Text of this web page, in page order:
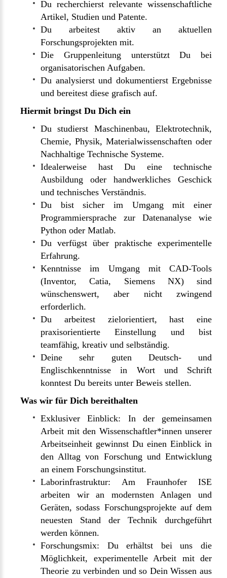
Du recherchierst relevante wissenschaftliche
Artikel, Studien und Patente.
Du arbeitest aktiv an aktuellen
Forschungsprojekten mit.
Die Gruppenleitung unterstützt Du bei
organisatorischen Aufgaben.
Du analysierst und dokumentierst Ergebnisse
und bereitest diese grafisch auf.
Hiermit bringst Du Dich ein
Du studierst Maschinenbau, Elektrotechnik,
Chemie, Physik, Materialwissenschaften oder
Nachhaltige Technische Systeme.
Idealerweise hast Du eine technische
Ausbildung oder handwerkliches Geschick
und technisches Verständnis.
Du bist sicher im Umgang mit einer
Programmiersprache zur Datenanalyse wie
Python oder Matlab.
Du verfügst über praktische experimentelle
Erfahrung.
Kenntnisse im Umgang mit CAD-Tools
(Inventor, Catia, Siemens NX) sind
wünschenswert, aber nicht zwingend
erforderlich.
Du arbeitest zielorientiert, hast eine
praxisorientierte Einstellung und bist
teamfähig, kreativ und selbständig.
Deine sehr guten Deutsch- und
Englischkenntnisse in Wort und Schrift
konntest Du bereits unter Beweis stellen.
Was wir für Dich bereithalten
Exklusiver Einblick: In der gemeinsamen
Arbeit mit den Wissenschaftler*innen unserer
Arbeitseinheit gewinnst Du einen Einblick in
den Alltag von Forschung und Entwicklung
an einem Forschungsinstitut.
Laborinfrastruktur: Am Fraunhofer ISE
arbeiten wir an modernsten Anlagen und
Geräten, sodass Forschungsprojekte auf dem
neuesten Stand der Technik durchgeführt
werden können.
Forschungsmix: Du erhältst bei uns die
Möglichkeit, experimentelle Arbeit mit der
Theorie zu verbinden und so Dein Wissen aus